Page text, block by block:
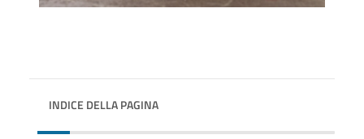
INDICE DELLA PAGINA